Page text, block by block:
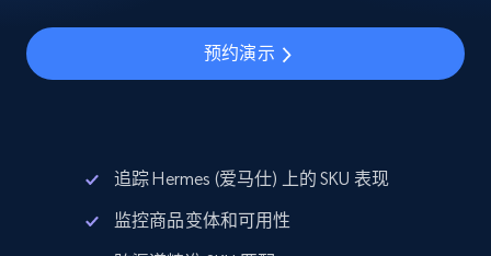
预约演示
追踪 Hermes (爱马仕) 上的 SKU 表现
监控商品变体和可用性